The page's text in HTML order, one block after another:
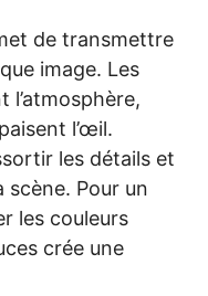
de transmettre
image. Les
l’atmosphère,
l’œil.
les détails et
scène. Pour un
les couleurs
crée une